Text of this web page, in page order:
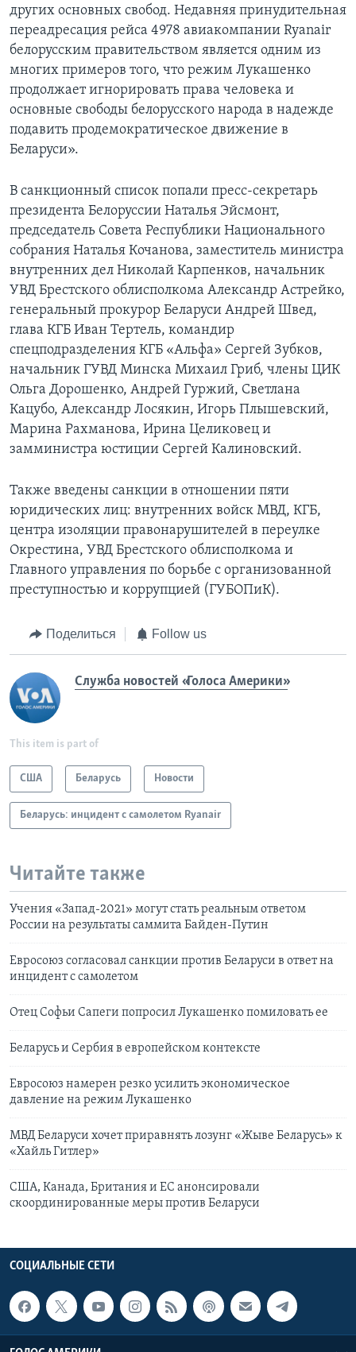
других основных свобод. Недавняя принудительная
переадресация рейса 4978 авиакомпании Ryanair
белорусским правительством является одним из
многих примеров того, что режим Лукашенко
продолжает игнорировать права человека и
основные свободы белорусского народа в надежде
подавить продемократическое движение в
Беларуси».
В санкционный список попали пресс-секретарь
президента Белоруссии Наталья Эйсмонт,
председатель Совета Республики Национального
собрания Наталья Кочанова, заместитель министра
внутренних дел Николай Карпенков, начальник
УВД Брестского облисполкома Александр Астрейко,
генеральный прокурор Беларуси Андрей Швед,
глава КГБ Иван Тертель, командир
спецподразделения КГБ «Альфа» Сергей Зубков,
начальник ГУВД Минска Михаил Гриб, члены ЦИК
Ольга Дорошенко, Андрей Гуржий, Светлана
Кацубо, Александр Лосякин, Игорь Плышевский,
Марина Рахманова, Ирина Целиковец и
замминистра юстиции Сергей Калиновский.
Также введены санкции в отношении пяти
юридических лиц: внутренних войск МВД, КГБ,
центра изоляции правонарушителей в переулке
Окрестина, УВД Брестского облисполкома и
Главного управления по борьбе с организованной
преступностью и коррупцией (ГУБОПиК).
Поделиться Follow us
Служба новостей «Голоса Америки»
This item is part of
США Беларусь Новости
Беларусь: инцидент с самолетом Ryanair
Читайте также
Учения «Запад-2021» могут стать реальным ответом
России на результаты саммита Байден-Путин
Евросоюз согласовал санкции против Беларуси в ответ на
инцидент с самолетом
Отец Софьи Сапеги попросил Лукашенко помиловать ее
Беларусь и Сербия в европейском контексте
Евросоюз намерен резко усилить экономическое
давление на режим Лукашенко
МВД Беларуси хочет приравнять лозунг «Жыве Беларусь» к
«Хайль Гитлер»
США, Канада, Британия и ЕС анонсировали
скоординированные меры против Беларуси
СОЦИАЛЬНЫЕ СЕТИ